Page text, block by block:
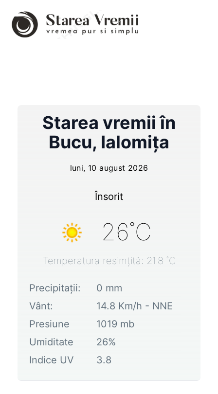
Starea vremii în
Bucu, Ialomița
luni, 10 august 2026
Însorit
26˚C
Temperatura resimțită: 21.8 ˚C
Precipitații: 0 mm
Vânt:
14.8 Km/h - NNE
Presiune
1019 mb
Umiditate
26%
Indice UV
3.8